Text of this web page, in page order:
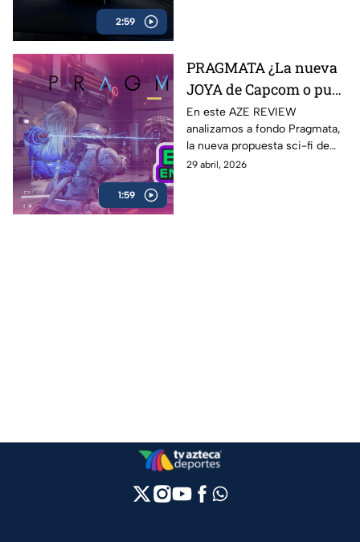
2:59
1:59
PRAGMATA ¿La nueva
JOYA de Capcom o pura
expectativa? | AZE
Review
En este AZE REVIEW
analizamos a fondo Pragmata,
la nueva propuesta sci-fi de
Capcom que ha generado
29 abril, 2026